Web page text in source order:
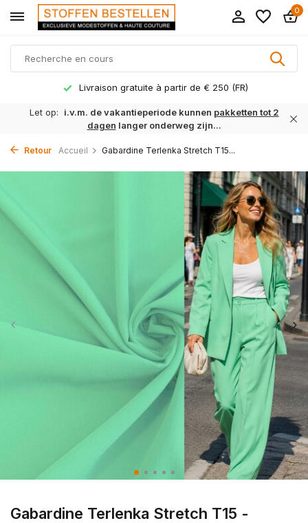
0
Livraison gratuite à partir de € 250 (FR)
Let op: i.v.m. de vakantieperiode kunnen pakketten tot 2
dagen langer onderweg zijn...
Retour Accueil Gabardine Terlenka Stretch T15...
Gabardine Terlenka Stretch T15 -